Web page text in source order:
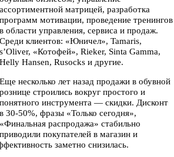
ассортиментной матрицей, разработка
программ мотивации, проведение тренингов
в области управления, сервиса и продаж.
Среди клиентов: «Юничел», Tamaris,
s’Oliver, «Котофей», Rieker, Sinta Gamma,
Helly Hansen, Rusocks и другие.
Еще несколько лет назад продажи в обувной
рознице строились вокруг простого и
понятного инструмента — скидки. Дисконт
в 30-50%, фразы «Только сегодня»,
«Финальная распродажа» стабильно
приводили покупателей в магазин и
заметно снизилась.